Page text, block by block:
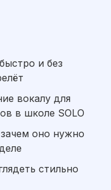
и без
вокалу для
в школе SOLO
оно нужно
стильно